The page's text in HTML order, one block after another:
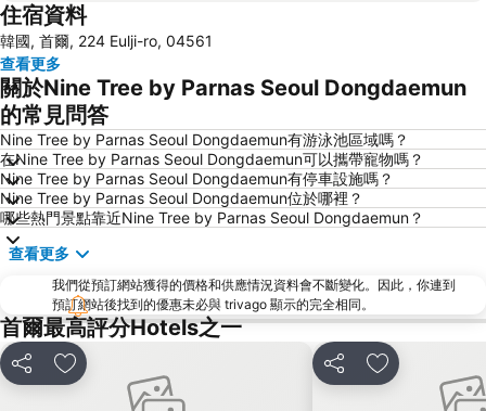
弘益大學
COEX商場
龍山站
Seoul
首爾蠶室綜合運動場
Gwanghwamun
Jongno
蠶室棒球場
金浦國際機場
Dongdaemun Sijang
Lotte World
Namdaemun Market
韓國會展中心水族館
昌德宮
Gyeongbokgung
Apgujeong
Yongsan
首爾世界杯體育場
Everland
Myeong-dong Cathedral
Deoksugung Palace
住宿資料
韓國, 首爾, 224 Eulji-ro, 04561
查看更多
關於Nine Tree by Parnas Seoul Dongdaemun
的常見問答
Nine Tree by Parnas Seoul Dongdaemun有游泳池區域嗎？
在Nine Tree by Parnas Seoul Dongdaemun可以攜帶寵物嗎？
Nine Tree by Parnas Seoul Dongdaemun有停車設施嗎？
Nine Tree by Parnas Seoul Dongdaemun位於哪裡？
哪些熱門景點靠近Nine Tree by Parnas Seoul Dongdaemun？
查看更多
我們從預訂網站獲得的價格和供應情況資料會不斷變化。因此，你連到
預訂網站後找到的優惠未必與 trivago 顯示的完全相同。
首爾最高評分Hotels之一
分享 放到收藏夾 分享 放到收藏夾